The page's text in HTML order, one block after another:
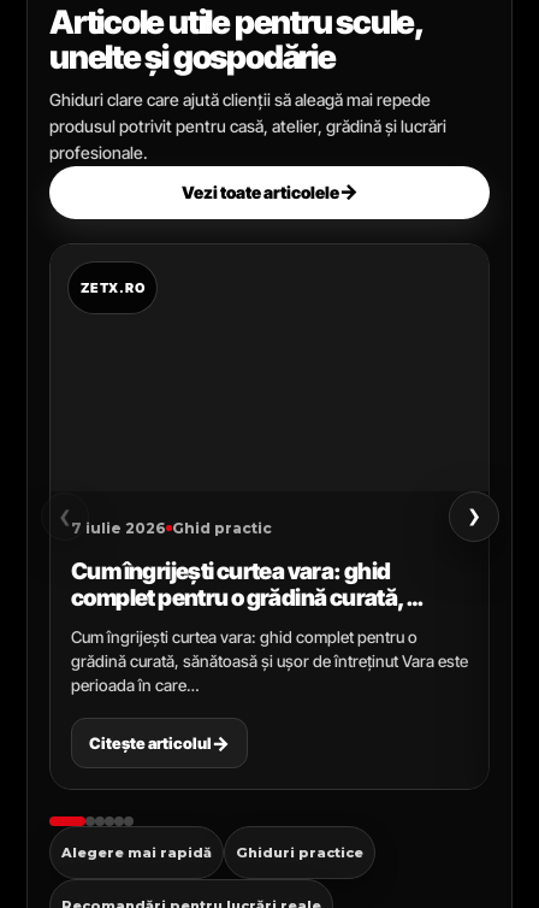
Articole utile pentru scule,
unelte și gospodărie
Ghiduri clare care ajută clienții să aleagă mai repede
produsul potrivit pentru casă, atelier, grădină și lucrări
profesionale.
Vezi toate articolele→
‹ 7 iulie 2026 Ghid practic
Cum îngrijești curtea vara: ghid
complet pentru o grădină curată,
sănătoasă și ușor de întreținut
Cum îngrijești curtea vara: ghid complet pentru o
grădină curată, sănătoasă și ușor de întreținut Vara este
perioada în care…
Citește articolul→
›
Alegere mai rapidă Ghiduri practice